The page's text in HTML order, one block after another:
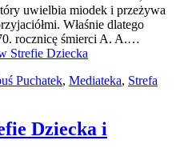
uwielbia miodek i przeżywa
Właśnie dlatego
rocznicę śmierci A. A.…
Strefie Dziecka
Puchatek, Mediateka, Strefa
Dziecka i